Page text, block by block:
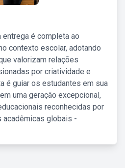
entrega é completa ao
contexto escolar, adotando
valorizam relações
por criatividade e
é guiar os estudantes em sua
uma geração excepcional,
reconhecidas por
globais -